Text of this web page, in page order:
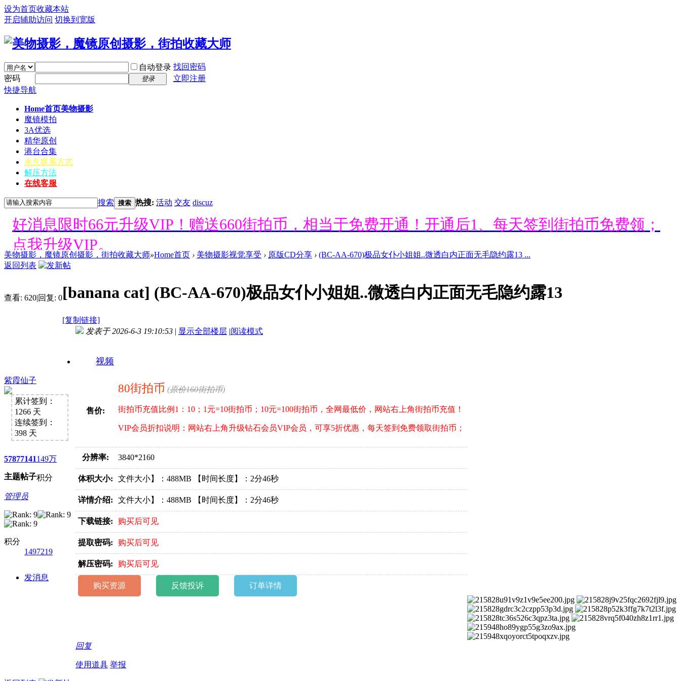
设为首页收藏本站
开启辅助访问 切换到宽版
自动登录 找回密码
密码
登录
立即注册
快捷导航
Home首页美物摄影
魔镜模拍
3A优选
精华原创
港台合集
永久联系方式
解压方法
在线客服
搜索 搜索 热搜: 活动 交友 discuz
好消息限时66元升级VIP！赠送660街拍币，相当于免费开通！开通后1、每天签到街拍币免费领；
点我升级VIP。
好消息限时66元升级VIP！赠送660街拍币，相当于免费开通！开通后1、每天签到街拍币免费领；
点我升级VIP。
好消息限时66元升级VIP！赠送660街拍币，相当于免费开通！开通后1、每天签到街拍币免费领；
点我升级VIP。
好消息限时66元升级VIP！赠送660街拍币，相当于免费开通！开通后1、每天签到街拍币免费领；
点我升级VIP。
好消息限时66元升级VIP！赠送660街拍币，相当于免费开通！开通后1、每天签到街拍币免费领；
点我升级VIP。
好消息限时66元升级VIP！赠送660街拍币，相当于免费开通！开通后1、每天签到街拍币免费领；
点我升级VIP。
美物摄影，魔镜原创摄影，街拍收藏大师»Home首页 › 美物摄影视觉享受 › 原版CD分享 › (BC-AA-670)极品女仆小姐姐..微透白内正面无毛隐约露13 ...
返回列表
查看: 620|回复: 0[banana cat] (BC-AA-670)极品女仆小姐姐..微透白内正面无毛隐约露13
[复制链接]
紫霞仙子
累计签到：
1266 天
连续签到：
398 天
5787
主题
7141
帖子
149万
积分
管理员
积分
1497219
发消息
发表于 2026-6-3 19:10:53 | 显示全部楼层 |阅读模式
视频
售价:
80街拍币 (原价160街拍币)
街拍币充值比例1：10；1元=10街拍币；10元=100街拍币，全网最低价，网站右上角街拍币充值！
VIP会员折扣说明：网站右上角升级钻石会员VIP会员，可享5折优惠，每天签到免费领取街拍币；
分辨率: 3840*2160
体积大小: 文件大小】：488MB 【时间长度】：2分46秒
详情介绍: 文件大小】：488MB 【时间长度】：2分46秒
下载链接: 购买后可见
提取密码: 购买后可见
解压密码: 购买后可见
购买资源 反馈投诉 订单详情
回复
使用道具 举报